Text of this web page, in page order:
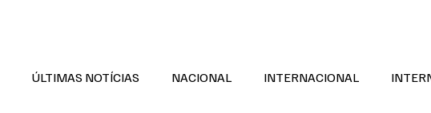
ÚLTIMAS NOTÍCIAS NACIONAL INTERNACIONAL